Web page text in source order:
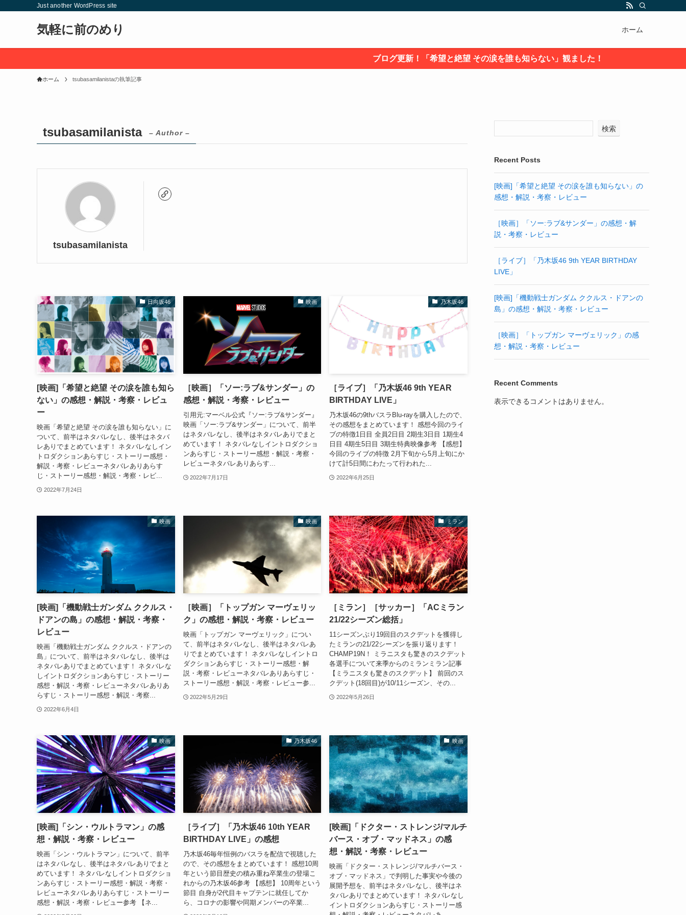
Just another WordPress site
気軽に前のめり ホーム
ブログ更新！「希望と絶望 その涙を誰も知らない」観ました！
ホーム tsubasamilanistaの執筆記事
tsubasamilanista – Author –
tsubasamilanista
日向坂46
[映画]「希望と絶望 その涙を誰も知ら
ない」の感想・解説・考察・レビュ
ー
映画「希望と絶望 その涙を誰も知らない」に
ついて、前半はネタバレなし、後半はネタバ
レありでまとめています！ ネタバレなしイン
トロダクションあらすじ・ストーリー感想・
解説・考察・レビューネタバレありあらす
じ・ストーリー感想・解説・考察・レビ...
2022年7月24日
映画
［映画］「ソー:ラブ&サンダー」の
感想・解説・考察・レビュー
引用元:マーベル公式『ソー:ラブ&サンダー』
映画「ソー:ラブ&サンダー」について、前半
はネタバレなし、後半はネタバレありでまと
めています！ ネタバレなしイントロダクショ
ンあらすじ・ストーリー感想・解説・考察・
レビューネタバレありあらす...
2022年7月17日
乃木坂46
［ライブ］「乃木坂46 9th YEAR
BIRTHDAY LIVE」
乃木坂46の9thバスラBlu-rayを購入したので、
その感想をまとめています！ 感想今回のライ
ブの特徴1日目 全員2日目 2期生3日目 1期生4
日目 4期生5日目 3期生特典映像参考 【感想】
今回のライブの特徴 2月下旬から5月上旬にか
けて計5日間にわたって行われた...
2022年6月25日
映画
[映画]「機動戦士ガンダム ククルス・
ドアンの島」の感想・解説・考察・
レビュー
映画「機動戦士ガンダム ククルス・ドアンの
島」について、前半はネタバレなし、後半は
ネタバレありでまとめています！ ネタバレな
しイントロダクションあらすじ・ストーリー
感想・解説・考察・レビューネタバレありあ
らすじ・ストーリー感想・解説・考察...
2022年6月4日
映画
［映画］「トップガン マーヴェリッ
ク」の感想・解説・考察・レビュー
映画「トップガン マーヴェリック」につい
て、前半はネタバレなし、後半はネタバレあ
りでまとめています！ ネタバレなしイントロ
ダクションあらすじ・ストーリー感想・解
説・考察・レビューネタバレありあらすじ・
ストーリー感想・解説・考察・レビュー参...
2022年5月29日
ミラン
［ミラン］［サッカー］「ACミラン
21/22シーズン総括」
11シーズンぶり19回目のスクデットを獲得し
たミランの21/22シーズンを振り返ります！
CHAMP19N！ ミラニスタも驚きのスクデット
各選手について来季からのミランミラン記事
【ミラニスタも驚きのスクデット】 前回のス
クデット(18回目)が10/11シーズン、その...
2022年5月26日
映画
[映画]「シン・ウルトラマン」の感
想・解説・考察・レビュー
映画「シン・ウルトラマン」について、前半
はネタバレなし、後半はネタバレありでまと
めています！ ネタバレなしイントロダクショ
ンあらすじ・ストーリー感想・解説・考察・
レビューネタバレありあらすじ・ストーリー
感想・解説・考察・レビュー参考 【ネ...
乃木坂46
［ライブ］「乃木坂46 10th YEAR
BIRTHDAY LIVE」の感想
乃木坂46毎年恒例のバスラを配信で視聴した
ので、その感想をまとめています！ 感想10周
年という節目歴史の積み重ね卒業生の登場こ
れからの乃木坂46参考 【感想】 10周年という
節目 自身が2代目キャプテンに就任してか
ら、コロナの影響や同期メンバーの卒業...
映画
[映画]「ドクター・ストレンジ/マルチ
バース・オブ・マッドネス」の感
想・解説・考察・レビュー
映画「ドクター・ストレンジ/マルチバース・
オブ・マッドネス」で判明した事実や今後の
展開予想を、前半はネタバレなし、後半はネ
タバレありでまとめています！ ネタバレなし
イントロダクションあらすじ・ストーリー感
検索
Recent Posts
[映画]「希望と絶望 その涙を誰も知らない」の
感想・解説・考察・レビュー
［映画］「ソー:ラブ&サンダー」の感想・解
説・考察・レビュー
［ライブ］「乃木坂46 9th YEAR BIRTHDAY
LIVE」
[映画]「機動戦士ガンダム ククルス・ドアンの
島」の感想・解説・考察・レビュー
［映画］「トップガン マーヴェリック」の感
想・解説・考察・レビュー
Recent Comments
表示できるコメントはありません。